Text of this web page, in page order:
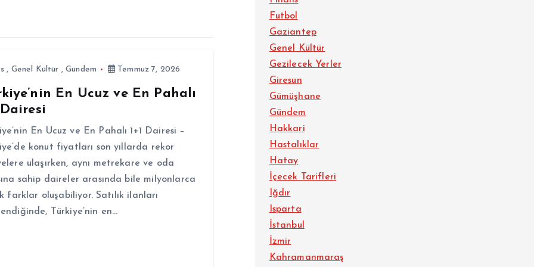
, Genel Kültür ,Gündem Temmuz 7, 2026
En Ucuz ve En Pahalı
Dairesi
En Ucuz ve En Pahalı 1+1 Dairesi –
konut fiyatları son yıllarda rekor
ulaşırken, aynı metrekare ve oda
sahip daireler arasında bile milyonlarca
farklar oluşabiliyor. Satılık ilanları
Türkiye’nin en…
Futbol
Gaziantep
Genel Kültür
Gezilecek Yerler
Giresun
Gümüşhane
Gündem
Hakkari
Hastalıklar
Hatay
İçecek Tarifleri
Iğdır
Isparta
İstanbul
İzmir
Kahramanmaraş